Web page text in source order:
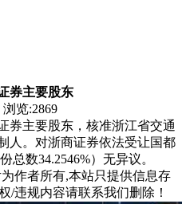
券主要股东
浏览:2869
券主要股东，核准浙江省交通
人。对浙商证券依法受让国都
总数34.2546%）无异议。
作者所有,本站只提供信息存
/违规内容请联系我们删除！